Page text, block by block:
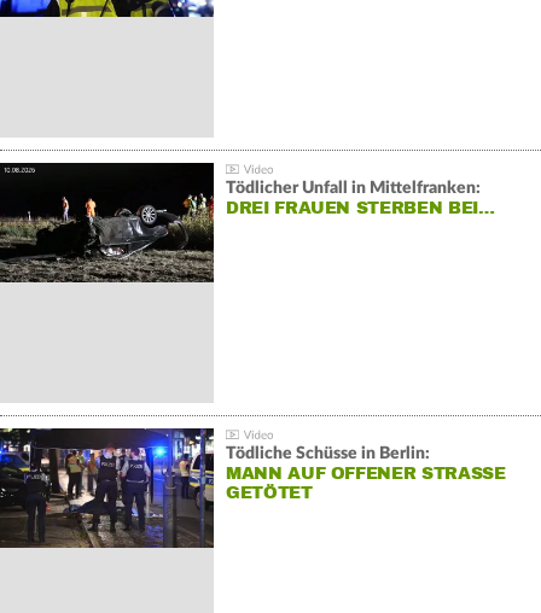
Tödlicher Unfall in Mittelfranken:
DREI FRAUEN STERBEN BEI…
Tödliche Schüsse in Berlin:
MANN AUF OFFENER STRASSE G
ETÖTET